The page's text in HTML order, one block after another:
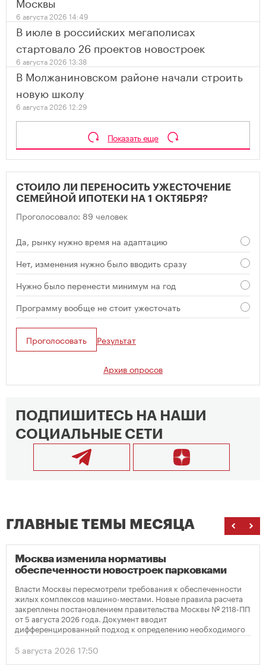
6 августа 2026 14:49
В июле в российских мегаполисах
стартовало 26 проектов новостроек
6 августа 2026 13:38
В Молжаниновском районе начали строить
новую школу
6 августа 2026 12:29
Показать еще
СТОИЛО ЛИ ПЕРЕНОСИТЬ УЖЕСТОЧЕНИЕ
СЕМЕЙНОЙ ИПОТЕКИ НА 1 ОКТЯБРЯ?
Проголосовало: 89 человек
Да, рынку нужно время на адаптацию
Нет, изменения нужно было вводить сразу
Нужно было перенести минимум на год
Программу вообще не стоит ужесточать
Проголосовать Результат
Архив опросов
ПОДПИШИТЕСЬ НА НАШИ
СОЦИАЛЬНЫЕ СЕТИ
ГЛАВНЫЕ ТЕМЫ МЕСЯЦА
Москва изменила нормативы
обеспеченности новостроек парковками
Власти Москвы пересмотрели требования к обеспеченности
жилых комплексов машино-местами. Новые правила расчета
закреплены постановлением правительства Москвы № 2118-ПП
от 5 августа 2026 года. Документ вводит
дифференцированный подход к определению необходимого
количества парковок в зависимости от площади квартир и
устанавливает переходный период для уже согласованных
проектов.
5 августа 2026 17:50